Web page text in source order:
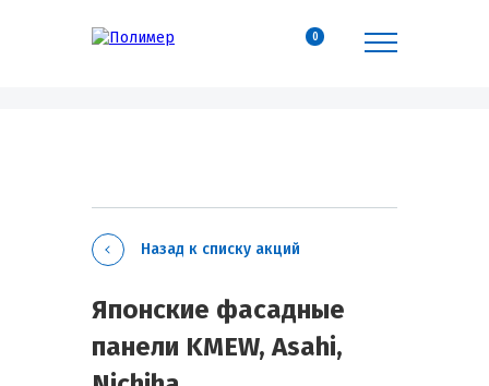
0
Назад к списку акций
Японские фасадные
панели KMEW, Asahi,